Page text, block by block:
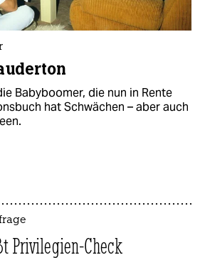
Babyboomer, die nun in Rente
hat Schwächen – aber auch
Privilegien-Check